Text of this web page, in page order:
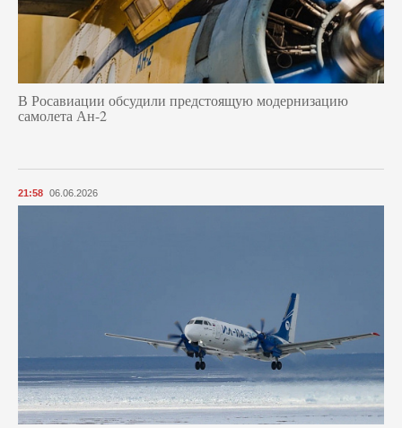
В Росавиации обсудили предстоящую модернизацию
самолета Ан-2
21:58 06.06.2026